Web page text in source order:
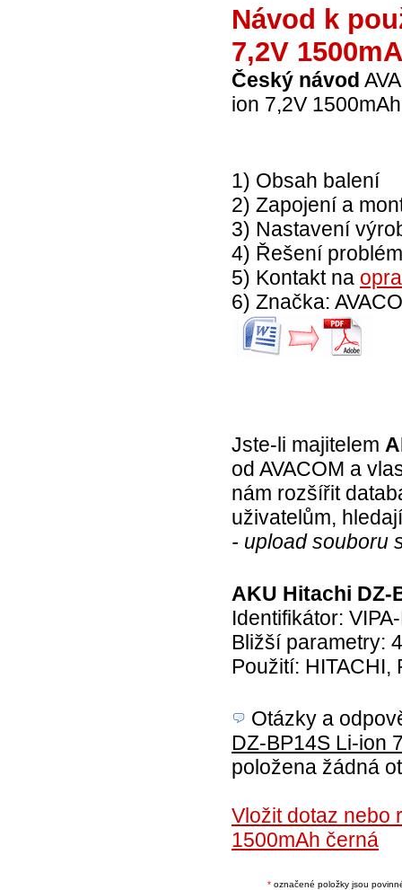
Návod k
7,2V
Český návod
ion 7,2V
1) Obsah balení
2) Zapojení a
3) Nastavení
4) Řešení
5) Kontakt na
6) Značka:
Jste-li majitelem
od AVACOM a
nám rozšířit
uživatelům,
- upload souboru
AKU Hitachi DZ-
Identifikátor:
Bližší parametry:
Použití: HITACHI,
Otázky a
DZ-BP14S Li-ion
položena žádná
Vložit dotaz nebo
1500mAh černá
*označené položky jsou